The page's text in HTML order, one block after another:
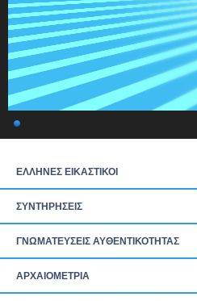
ΕΛΛΗΝΕΣ ΕΙΚΑΣΤΙΚΟΙ
ΣΥΝΤΗΡΗΣΕΙΣ
ΓΝΩΜΑΤΕΥΣΕΙΣ ΑΥΘΕΝΤΙΚΟΤΗΤΑΣ
ΑΡΧΑΙΟΜΕΤΡΙΑ